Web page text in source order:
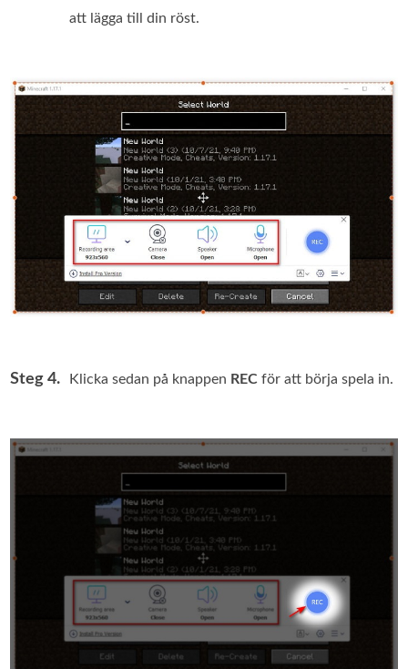
att lägga till din röst.
Steg 4. Klicka sedan på knappen REC för att börja spela in.